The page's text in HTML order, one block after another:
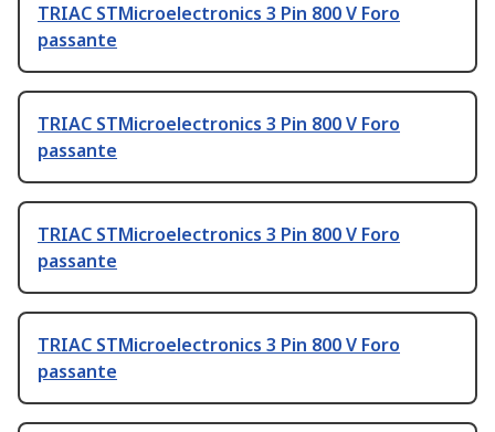
TRIAC STMicroelectronics 3 Pin 800 V Foro
passante
TRIAC STMicroelectronics 3 Pin 800 V Foro
passante
TRIAC STMicroelectronics 3 Pin 800 V Foro
passante
TRIAC STMicroelectronics 3 Pin 800 V Foro
passante